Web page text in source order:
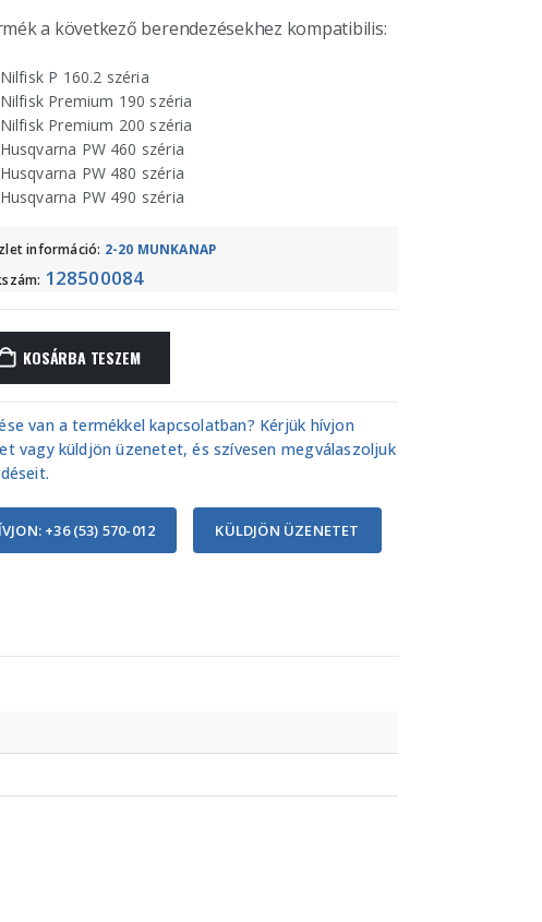
a következő berendezésekhez kompatibilis:
Nilfisk P 160.2 széria
Nilfisk Premium 190 széria
Nilfisk Premium 200 széria
Husqvarna PW 460 széria
Husqvarna PW 480 széria
Husqvarna PW 490 széria
információ: 2-20 MUNKANAP
128500084
KOSÁRBA TESZEM
van a termékkel kapcsolatban? Kérjük hívjon
vagy küldjön üzenetet, és szívesen megválaszoljuk
+36 (53) 570-012 KÜLDJÖN ÜZENETET